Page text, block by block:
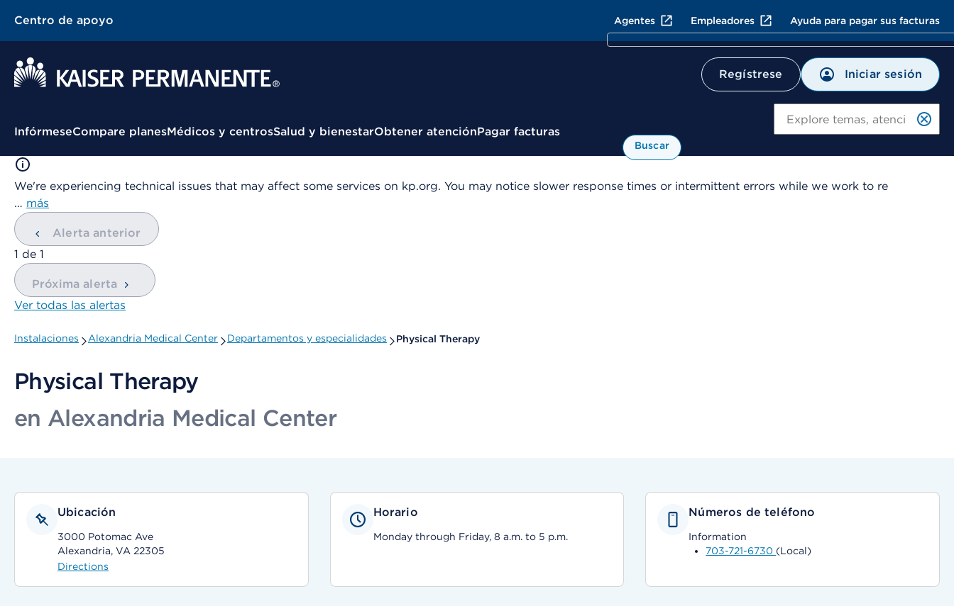
Centro de apoyo Agentes Empleadores Ayuda para pagar sus facturas
Regístrese Iniciar sesión
Menú contextual
InfórmeseCompare planesMédicos y centrosSalud y bienestarObtener atenciónPagar facturas
Buscar
We're experiencing technical issues that may affect some services on kp.org. You may notice slower response times or intermittent errors while we work to re
… más
Alerta anterior
mostrando
1 de 1
Próxima alerta
Ver todas las alertas
Instalaciones Alexandria Medical Center Departamentos y especialidades Physical Therapy
Physical Therapy
en Alexandria Medical Center
Ubicación
3000 Potomac Ave
Alexandria, VA 22305
Directions
Horario
Monday through Friday, 8 a.m. to 5 p.m.
Números de teléfono
Information
703-721-6730 (Local)